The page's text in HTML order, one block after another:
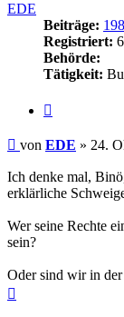
EDE
Beiträge: 198
Registriert:
Behörde:
Tätigkeit:
Beitrag
von EDE » 24.
Ich denke mal,
erklärliche
Wer seine Rechte
sein?
Oder sind wir in